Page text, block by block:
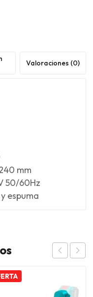
Valoraciones (0)
mm
50/60Hz
espuma